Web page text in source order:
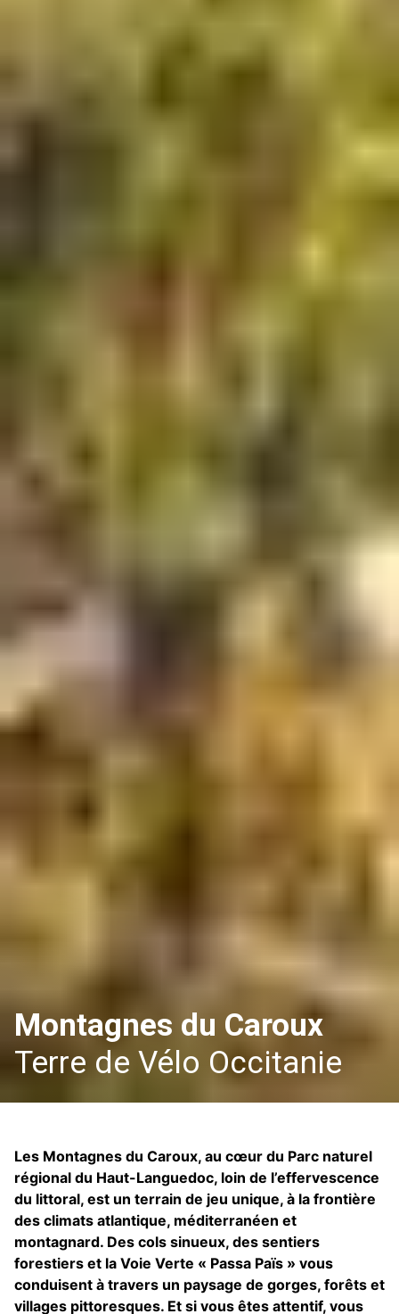
Montagnes du Caroux
Terre de Vélo Occitanie
Les Montagnes du Caroux, au cœur du Parc naturel
régional du Haut-Languedoc, loin de l’effervescence
du littoral, est un terrain de jeu unique, à la frontière
des climats atlantique, méditerranéen et
montagnard. Des cols sinueux, des sentiers
forestiers et la Voie Verte « Passa Païs » vous
conduisent à travers un paysage de gorges, forêts et
villages pittoresques. Et si vous êtes attentif, vous